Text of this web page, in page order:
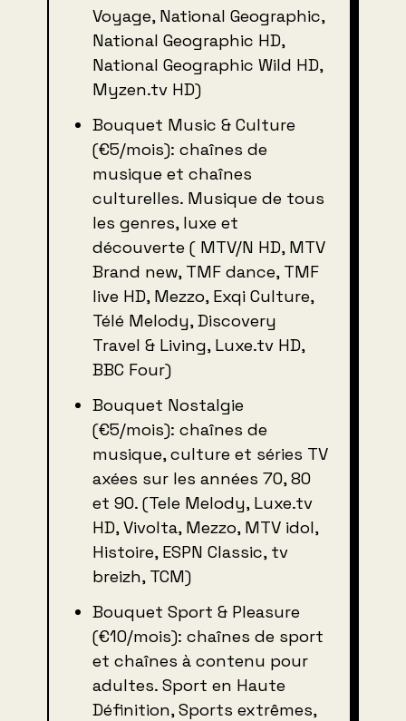
Voyage, National Geographic,
National Geographic HD,
National Geographic Wild HD,
Myzen.tv HD)
Bouquet Music & Culture
(€5/mois): chaînes de
musique et chaînes
culturelles. Musique de tous
les genres, luxe et
découverte ( MTV/N HD, MTV
Brand new, TMF dance, TMF
live HD, Mezzo, Exqi Culture,
Télé Melody, Discovery
Travel & Living, Luxe.tv HD,
BBC Four)
Bouquet Nostalgie
(€5/mois): chaînes de
musique, culture et séries TV
axées sur les années 70, 80
et 90. (Tele Melody, Luxe.tv
HD, Vivolta, Mezzo, MTV idol,
Histoire, ESPN Classic, tv
breizh, TCM)
Bouquet Sport & Pleasure
(€10/mois): chaînes de sport
et chaînes à contenu pour
adultes. Sport en Haute
Définition, Sports extrêmes,